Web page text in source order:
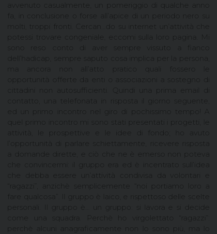
avvenuto casualmente, un pomeriggio di qualche anno
fa, in conclusione o forse all’apice di un periodo nero su
molti, troppi fronti. Cercan...do su internet un’attività che
potessi trovare congeniale, eccomi sulla loro pagina. Mi
sono reso conto di aver sempre vissuto a fianco
dell’hadicap, sempre saputo cosa implica per la persona,
ma ancora non all’atto pratico quali fossero le
opportunità offerte da enti o associazioni a sostegno di
cittadini non autosufficienti. Quindi una prima email di
contatto, una telefonata in risposta il giorno seguente,
ed un primo incontro nel giro di pochissimo tempo! A
quel primo incontro mi sono stati presentati i progetti, le
attività, le prospettive e le idee di fondo; ho avuto
l’opportunità di parlare schiettamente, ricevere risposta
a domande dirette, e ciò che ne è emerso non poteva
che convincermi: il gruppo era ed è incentrato sull’idea
che debba essere un’attività condivisa da volontari e
“ragazzi”, anzichè semplicemente “noi portiamo loro a
fare qualcosa”. Il gruppo è laico, e rispettoso delle scelte
personali. Il gruppo è... un gruppo: si lavora e si decide
come una squadra. Perchè ho virgolettato “ragazzi”:
perchè alcuni anagraficamente non lo sono più, ma lo